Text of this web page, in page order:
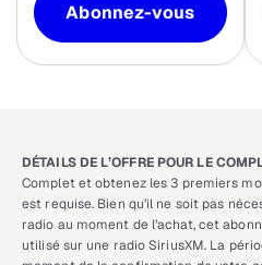
Abonnez-vous
DÉTAILS DE L’OFFRE POUR LE
Complet et obtenez les 3 premiers
est requise. Bien qu’il ne soit pas
radio au moment de l’achat, cet
utilisé sur une radio SiriusXM. La